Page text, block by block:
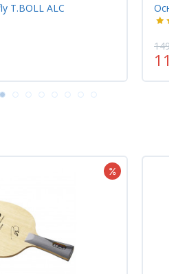
T.BOLL ALC